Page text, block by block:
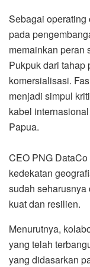
Sebagai operating
pada
memainkan peran
Pukpuk dari tahap
komersialisasi.
menjadi simpul
kabel
Papua.
CEO PNG
kedekatan
sudah
kuat dan resilien.
Menurutnya,
yang telah
yang didasarkan